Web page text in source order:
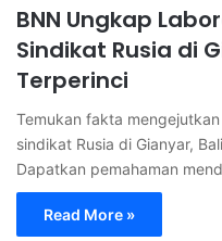
BNN Ungkap
Sindikat Rusia di
Terperinci
Temukan fakta
sindikat Rusia di Gianyar,
Dapatkan pemahaman
Read More »